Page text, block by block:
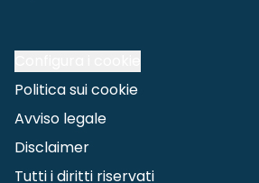
Politica sui cookie
Avviso legale
Disclaimer
Tutti i diritti riservati